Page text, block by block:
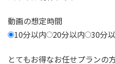
動画の想定時間
10分以内
20分以内 30分
とてもお得なお任せプランの